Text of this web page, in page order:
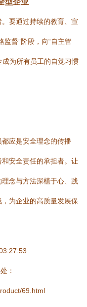
要通过持续的教育、宣
督”阶段，向“自主管
成为所有员工的自觉习惯
应是安全理念的传播
安全责任的承担者。让
念与方法深植于心、践
为企业的高质量发展保
：
69.html